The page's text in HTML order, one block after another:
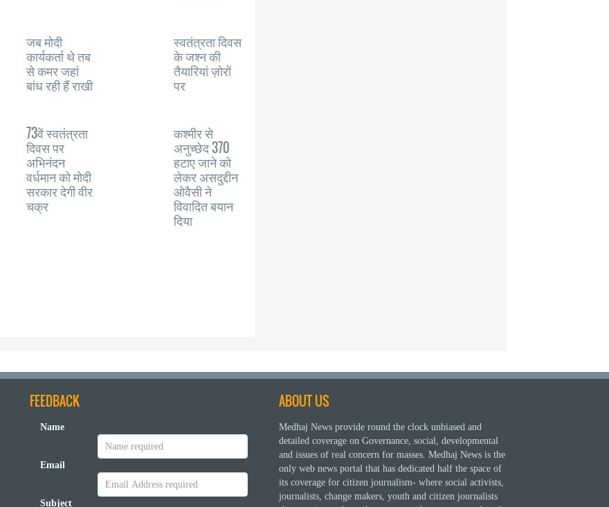
जब मोदी
कार्यकर्ता थे तब
से कमर जहां
बांध रही हैं राखी
स्वतंत्रता दिवस
के जश्न की
तैयारियां ज़ोरों
पर
73वें स्वतंत्रता
दिवस पर
अभिनंदन
वर्धमान को मोदी
सरकार देगी वीर
चक्र
कश्मीर से
अनुच्छेद 370
हटाए जाने को
लेकर असदुद्दीन
ओवैसी ने
विवादित बयान
दिया
FEEDBACK
Name
Email
Subject
ABOUT US
Medhaj News provide round the clock unbiased and
detailed coverage on Governance, social, developmental
and issues of real concern for masses. Medhaj News is the
only web news portal that has dedicated half the space of
its coverage for citizen journalism- where social activists,
journalists, change makers, youth and citizen journalists